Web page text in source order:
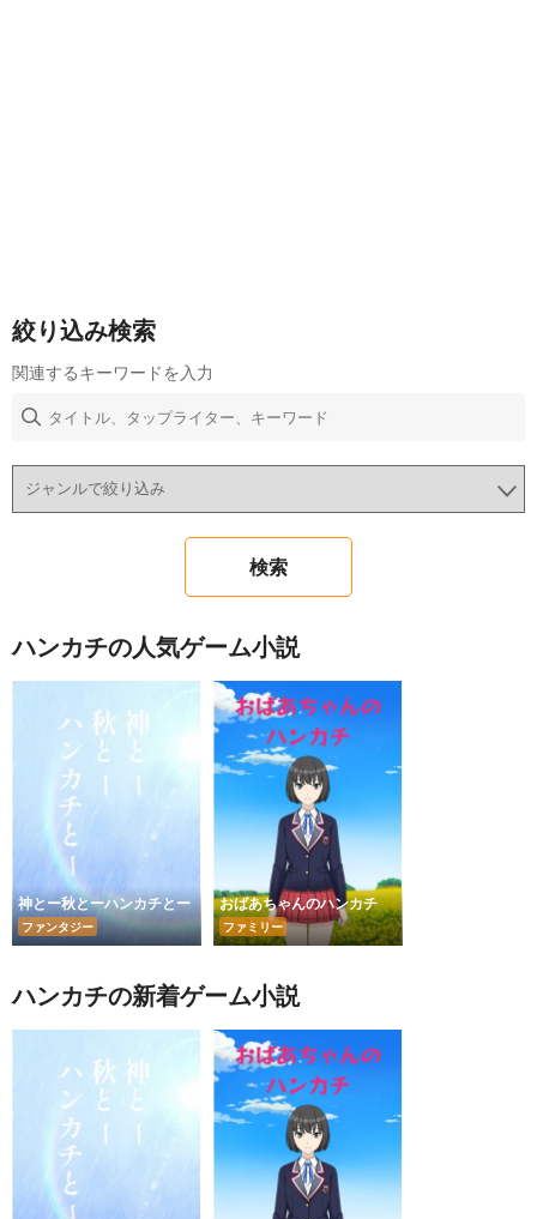
絞り込み検索
関連するキーワードを入力
ハンカチの人気ゲーム小説
神とー秋とーハンカチとー
ファンタジー
おばあちゃんのハンカチ
ファミリー
ハンカチの新着ゲーム小説